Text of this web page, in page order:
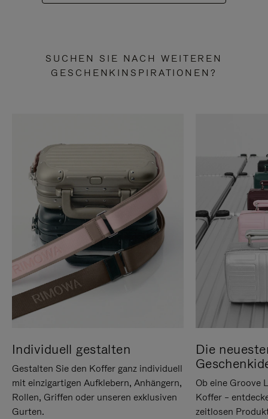
SUCHEN SIE NACH WEITEREN
GESCHENKINSPIRATIONEN?
Individuell gestalten
Gestalten Sie den Koffer ganz individuell
mit einzigartigen Aufklebern, Anhängern,
Rollen, Griffen oder unseren exklusiven
Gurten.
Die
Ob eine Groove
Koffer –
zeitlosen